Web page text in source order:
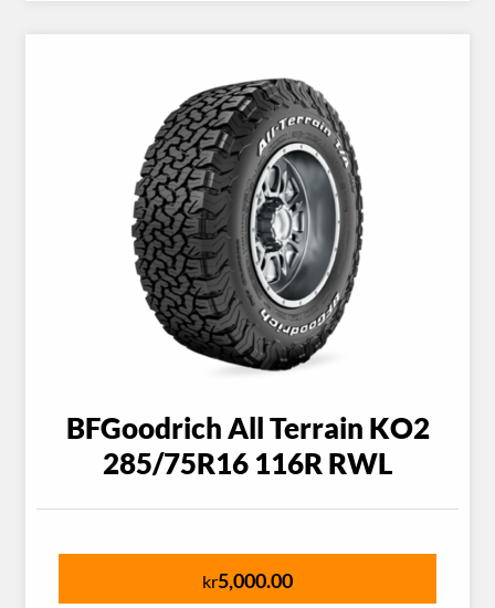
BFGoodrich All Terrain KO2
285/75R16 116R RWL
kr5,000.00